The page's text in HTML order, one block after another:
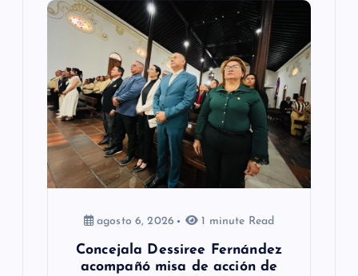
agosto 6, 2026 1 minute Read
Concejala Dessiree Fernández
acompañó misa de acción de